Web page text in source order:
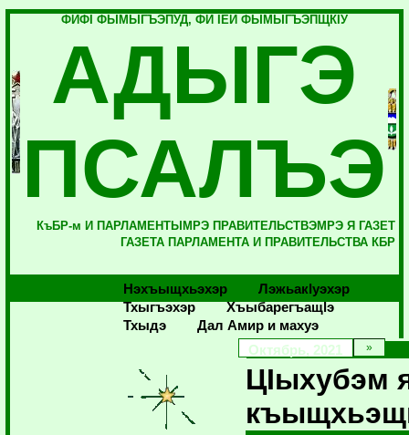
ФИФI ФЫМЫГЪЭПУД, ФИ IЕЙ ФЫМЫГЪЭПЩКIУ
АДЫГЭ
ПСАЛЪЭ
КъБР-м И ПАРЛАМЕНТЫМРЭ ПРАВИТЕЛЬСТВЭМРЭ Я ГАЗЕТ
ГАЗЕТА ПАРЛАМЕНТА И ПРАВИТЕЛЬСТВА КБР
Нэхъыщхьэхэр
Лэжьакlуэхэр
Тхыгъэхэр
Хъыбарегъащlэ
Тхыдэ
Дал Амир и махуэ
Октябрь, 2021
ЦIыхубэм